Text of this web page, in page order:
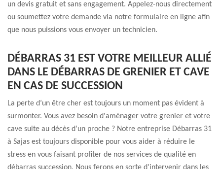
un devis gratuit et sans engagement. Appelez-nous directement
ou soumettez votre demande via notre formulaire en ligne afin
que nous puissions vous envoyer un technicien.
DÉBARRAS 31 EST VOTRE MEILLEUR ALLIÉ
DANS LE DÉBARRAS DE GRENIER ET CAVE
EN CAS DE SUCCESSION
La perte d’un être cher est toujours un moment pas évident à
surmonter. Vous avez besoin d'aménager votre grenier et votre
cave suite au décès d’un proche ? Notre entreprise Débarras 31
à Sajas est toujours disponible pour vous aider à réduire le
stress en vous faisant profiter de nos services de qualité en